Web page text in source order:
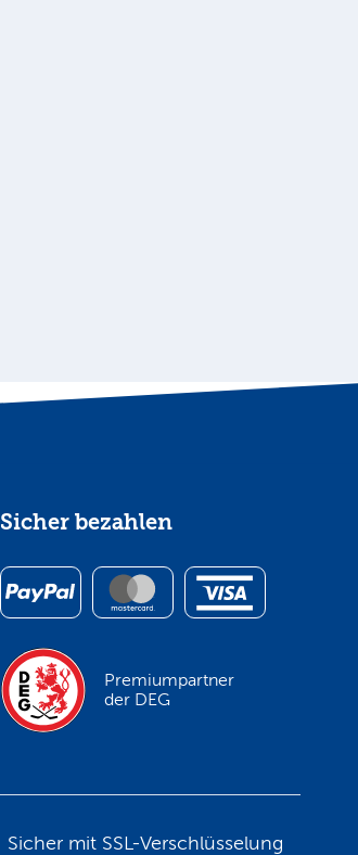
Sicher bezahlen
Premiumpartner
der DEG
Sicher mit SSL-Verschlüsselung